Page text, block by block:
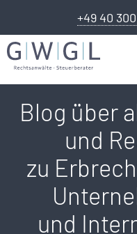
+49 40
Blog über
und
zu
und